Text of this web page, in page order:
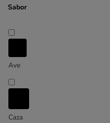
Dietas veterinarias
Alimentación mixta
Almo Nature
Sabor
Ave
Caza